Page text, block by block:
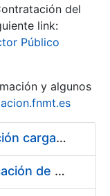
del
link:
Público
y algunos
Pliego condiciones optimización cargas compras firmado
Acuerdo marco para la fabricación de piezas